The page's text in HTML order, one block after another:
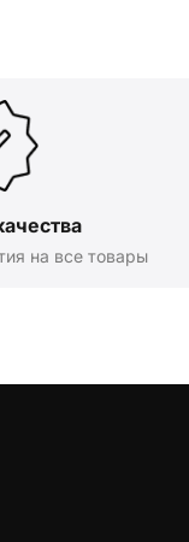
на все товары